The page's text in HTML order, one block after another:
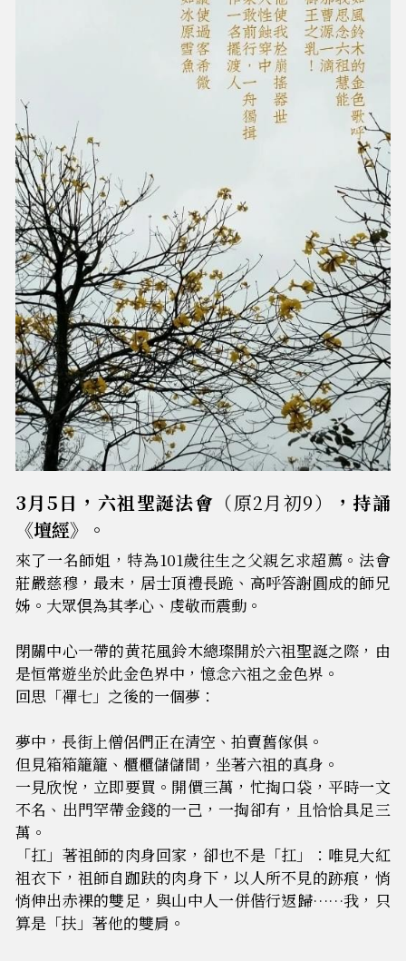
3月5日，六祖聖誕法會 （原2月初9）
，持誦
《壇經》。
來了一名師姐，特為101歲往生之父親乞求超薦。法會
莊嚴慈穆，最末，居士頂禮長跪、高呼答謝圓成的師兄
姊。大眾倶為其孝心、虔敬而震動。
閉關中心一帶的黄花風鈴木總璨開於六祖聖誕之際，由
是恒常遊坐於此金色界中，憶念六祖之金色界。
回思「禪七」之後的一個夢：
夢中，長街上僧侶們正在清空、拍賣舊傢俱。
但見箱箱籠籠、櫃櫃儲儲間，坐著六祖的真身。
一見欣悅，立即要買。開價三萬，忙掏口袋，平時一文
不名、出門罕帶金錢的一己，一掏卻有，且恰恰具足三
萬。
「扛」著祖師的肉身回家，卻也不是「扛」：唯見大紅
祖衣下，祖師自跏趺的肉身下，以人所不見的跡痕，悄
悄伸出赤裸的雙足，與山中人一併偕行返歸……我，只
算是「扶」著他的雙肩。